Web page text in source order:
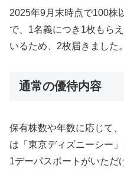
2025年9月末時点で100株
で、1名義につき1枚もら
いるため、2枚届きました。
通常の優待内容
保有株数や年数に応じて
は「東京ディズニーシー
1デーパスポートがいただ